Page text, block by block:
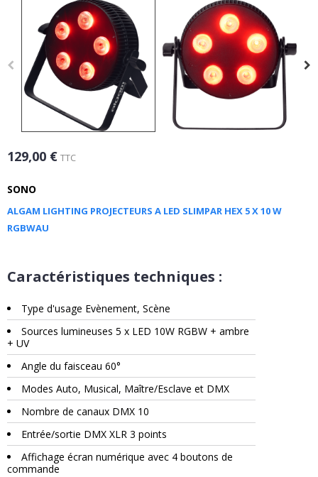
129,00 € TTC
SONO
ALGAM LIGHTING PROJECTEURS A LED SLIMPAR HEX 5 X 10 W
RGBWAU
Caractéristiques techniques :
Type d'usage Evènement, Scène
Sources lumineuses 5 x LED 10W RGBW + ambre
+ UV
Angle du faisceau 60°
Modes Auto, Musical, Maître/Esclave et DMX
Nombre de canaux DMX 10
Entrée/sortie DMX XLR 3 points
Affichage écran numérique avec 4 boutons de
commande